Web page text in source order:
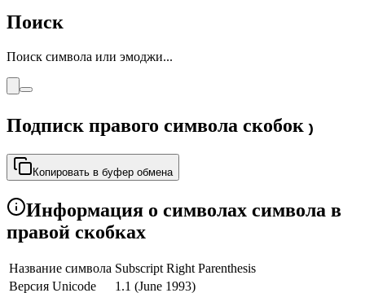
Поиск
Поиск символа или эмоджи...
Подписк правого символа скобок ₎
Копировать в буфер обмена
Информация о символах символа в
правой скобках
Название символа Subscript Right Parenthesis
Версия Unicode
1.1 (June 1993)